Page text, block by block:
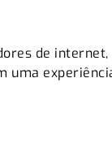
de
uma